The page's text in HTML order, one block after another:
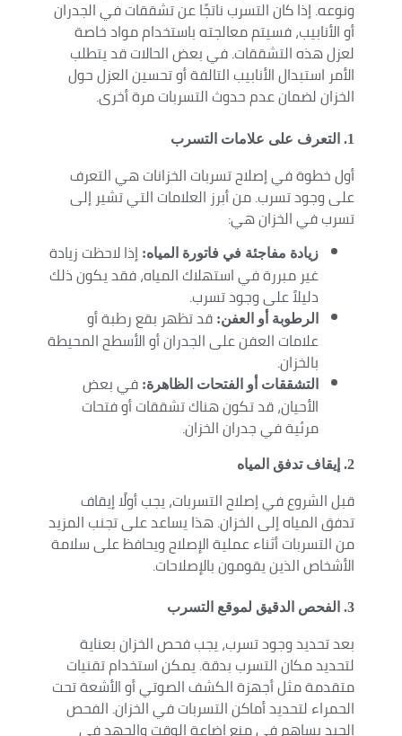
ونوعه. إذا كان التسرب ناتجًا عن تشققات في الجدران
أو الأنابيب، فسيتم معالجته باستخدام مواد خاصة
لعزل هذه التشققات. في بعض الحالات قد يتطلب
الأمر استبدال الأنابيب التالفة أو تحسين العزل حول
الخزان لضمان عدم حدوث التسربات مرة أخرى.
1. التعرف على علامات التسرب
أول خطوة في إصلاح تسربات الخزانات هي التعرف
على وجود تسرب. من أبرز العلامات التي تشير إلى
تسرب في الخزان هي:
زيادة مفاجئة في فاتورة المياه: إذا لاحظت زيادة
غير مبررة في استهلاك المياه، فقد يكون ذلك
دليلاً على وجود تسرب.
الرطوبة أو العفن: قد تظهر بقع رطبة أو
علامات العفن على الجدران أو الأسطح المحيطة
بالخزان.
التشققات أو الفتحات الظاهرة: في بعض
الأحيان، قد تكون هناك تشققات أو فتحات
مرئية في جدران الخزان.
2. إيقاف تدفق المياه
قبل الشروع في إصلاح التسربات، يجب أولًا إيقاف
تدفق المياه إلى الخزان. هذا يساعد على تجنب المزيد
من التسربات أثناء عملية الإصلاح ويحافظ على سلامة
الأشخاص الذين يقومون بالإصلاحات.
3. الفحص الدقيق لموقع التسرب
بعد تحديد وجود تسرب، يجب فحص الخزان بعناية
لتحديد مكان التسرب بدقة. يمكن استخدام تقنيات
متقدمة مثل أجهزة الكشف الصوتي أو الأشعة تحت
الحمراء لتحديد أماكن التسربات في الخزان. الفحص
الجيد يساهم في منع إضاعة الوقت والجهد في